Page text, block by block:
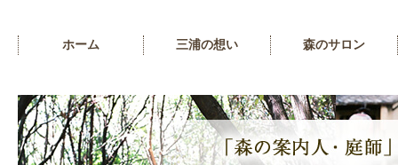
ホーム 三浦の想い 森のサロン